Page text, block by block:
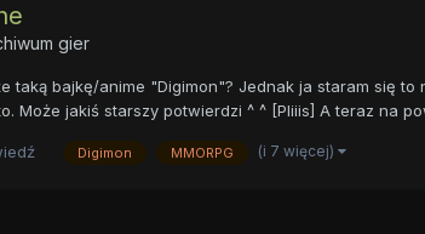
gier
taką bajkę/anime "Digimon"? Jednak ja staram się
Może jakiś starszy potwierdzi ^ ^ [Pliiis] A teraz na
Digimon MMORPG (i 7 więcej)